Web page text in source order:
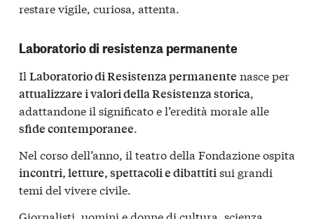
restare vigile, curiosa, attenta.
Laboratorio di resistenza permanente
Il Laboratorio di Resistenza permanente nasce per
attualizzare i valori della Resistenza storica,
adattandone il significato e l’eredità morale alle
sfide contemporanee.
Nel corso dell’anno, il teatro della Fondazione ospita
incontri, letture, spettacoli e dibattitisui grandi
temi del vivere civile.
Giornalisti, uomini e donne di cultura, scienza,